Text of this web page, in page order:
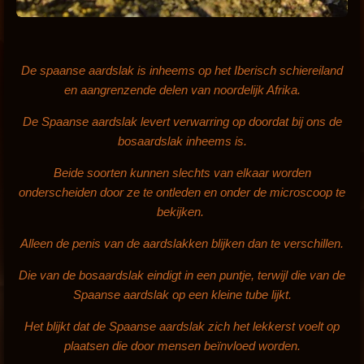
De spaanse aardslak is inheems op het Iberisch schiereiland
en aangrenzende delen van noordelijk Afrika.
De Spaanse aardslak levert verwarring op doordat bij ons de
bosaardslak inheems is.
Beide soorten kunnen slechts van elkaar worden
onderscheiden door ze te ontleden en onder de microscoop te
bekijken.
Alleen de penis van de aardslakken blijken dan te verschillen.
Die van de bosaardslak eindigt in een puntje, terwijl die van de
Spaanse aardslak op een kleine tube lijkt.
Het blijkt dat de Spaanse aardslak zich het lekkerst voelt op
plaatsen die door mensen beïnvloed worden.